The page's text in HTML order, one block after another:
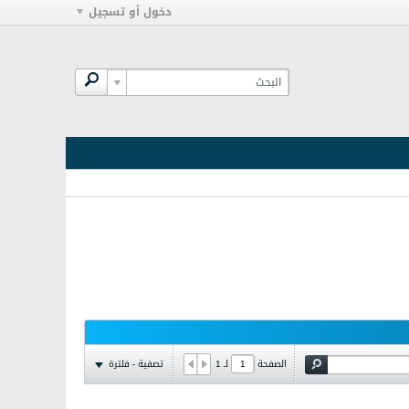
دخول أو تسجيل
الصفحة لـ1 تصفية - فلترة